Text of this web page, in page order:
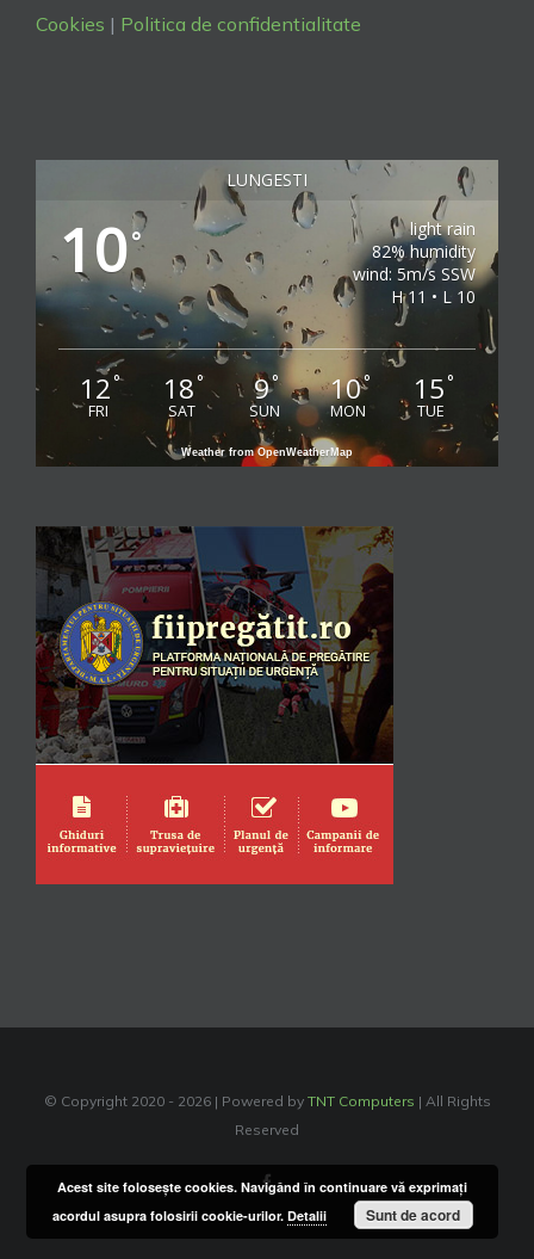
Cookies | Politica de confidentialitate
LUNGESTI
10°
light rain
82% humidity
wind: 5m/s SSW
H 11 • L 10
12°
FRI
18°
SAT
9°
SUN
10°
MON
15°
TUE
Weather from OpenWeatherMap
© Copyright 2020 - 2026 | Powered by TNT Computers | All Rights
Reserved
Facebook
Acest site foloseşte cookies. Navigând în continuare vă exprimaţi
acordul asupra folosirii cookie-urilor. Detalii Sunt de acord